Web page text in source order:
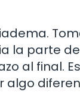
la parte
al final.